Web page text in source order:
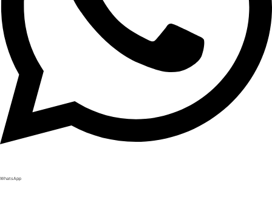
WhatsApp